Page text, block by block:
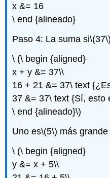
Ejercicio\
(\PageIndex{6}\)
(\PageIndex{7}\)
(\PageIndex{8}\)
Ejercicio\
(\PageIndex{9}\)
Ejercicio\
(\PageIndex{10}\)
(\PageIndex{11}\)
(\PageIndex{12}\)
Ejercicio\
x &= 16
\ end {alineado}
Paso 4: La suma si\(37\)
\ (\ begin {aligned}
x + y &= 37\\
16 + 21 &= 37\ text
37 &= 37\ text {Sí, esto
\ end {alineado}\)
Uno es\(5\) más
\ (\ begin {aligned}
y &= x + 5\\